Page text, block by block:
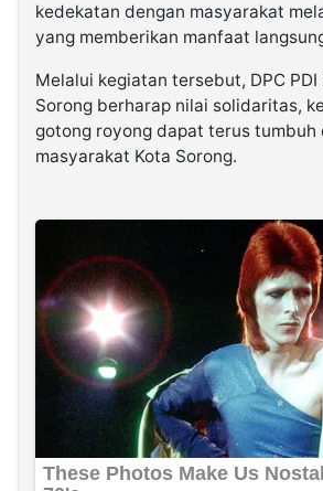
kedekatan dengan masyarakat
yang memberikan manfaat
Melalui kegiatan tersebut, DPC PDI
Sorong berharap nilai solidaritas,
gotong royong dapat terus tumbuh
masyarakat Kota Sorong.